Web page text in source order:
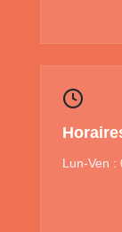
Lun-Ven :